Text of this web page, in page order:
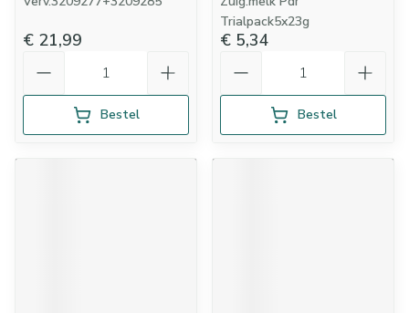
€ 21,99
Bestel
Trialpack5x23g
€ 5,34
Bestel